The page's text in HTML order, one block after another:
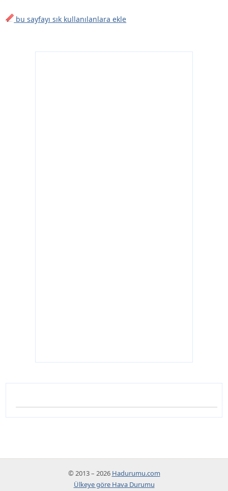
bu sayfayı sık kullanılanlara ekle
© 2013 – 2026 Hadurumu.com
Ülkeye göre Hava Durumu